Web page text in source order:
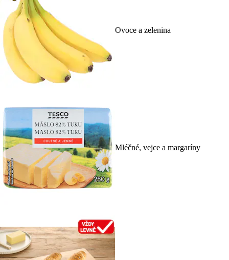
Ovoce a zelenina
Mléčné, vejce a margaríny